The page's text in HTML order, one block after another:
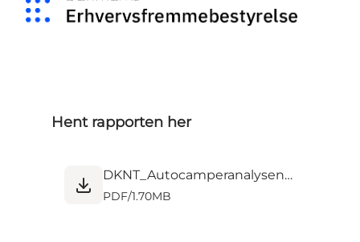
Hent rapporten her
DKNT_Autocamperanalysen_rapport_051224.pdf
PDF/1.70MB